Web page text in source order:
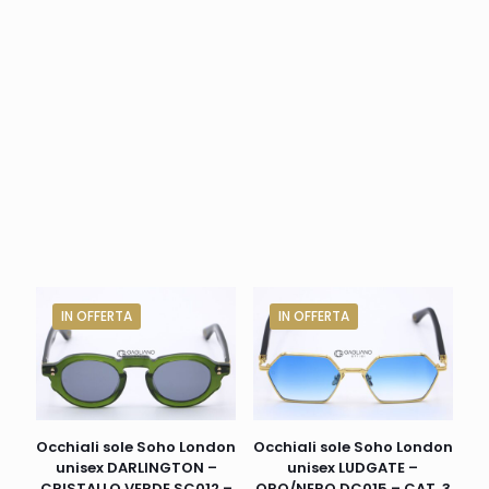
IN OFFERTA
Occhiali sole Soho London
unisex DARLINGTON –
IN OFFERTA
Occhiali sole Soho London
unisex LUDGATE –